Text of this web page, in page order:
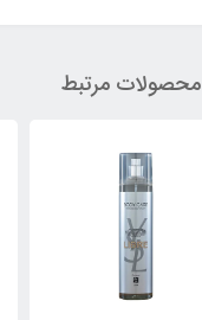
محصولات مرتبط